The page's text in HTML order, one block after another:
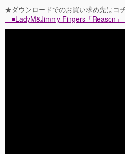
★ダウンロードでのお買い求め先はコ
■LadyM&Jimmy Fingers「Reason」